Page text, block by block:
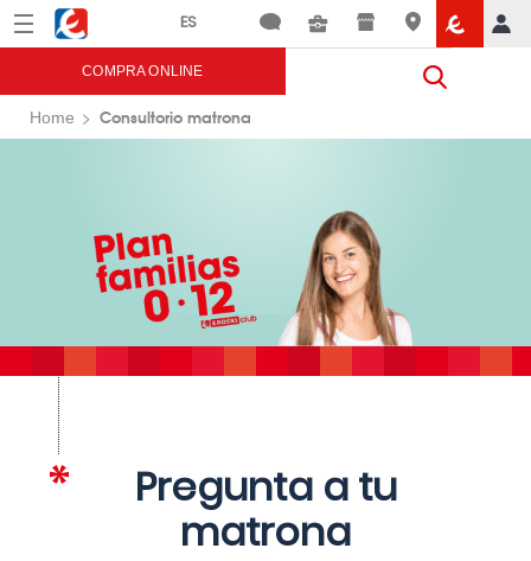
Menú Eroski
COMPRA ONLINE
Home Consultorio matrona
Pregunta a tu
matrona